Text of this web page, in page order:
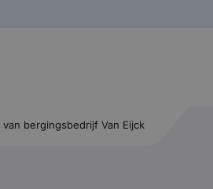
bergingsbedrijf Van Eijck